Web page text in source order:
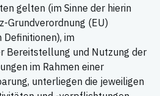
gelten (im Sinne der hierin
Grundverordnung (EU)
im
Bereitstellung und Nutzung der
im Rahmen einer
unterliegen die jeweiligen